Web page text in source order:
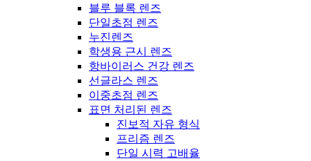
블루 블록 렌즈
단일초점 렌즈
누진렌즈
학생용 근시 렌즈
항바이러스 건강 렌즈
선글라스 렌즈
이중초점 렌즈
표면 처리된 렌즈
진보적 자유 형식
프리즘 렌즈
단일 시력 고배율